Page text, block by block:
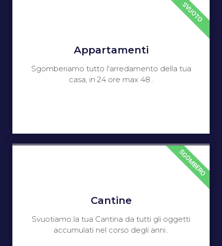
Appartamenti
Sgomberiamo tutto l'arredamento della tua
casa, in 24 ore max 48..
SVUOTO
Cantine
Svuotiamo la tua Cantina da tutti gli oggetti
accumulati nel corso degli anni..
SGOMBERO